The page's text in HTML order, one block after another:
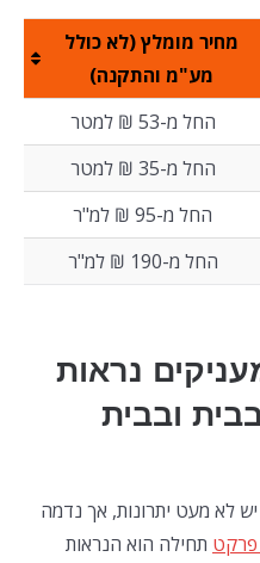
מחיר מומלץ (לא כולל
מע"מ והתקנה)
החל מ-53 ₪ למטר
החל מ-35 ₪ למטר
החל מ-95 ₪ למ"ר
החל מ-190 ₪ למ"ר
נראות
ובבית
לא מעט יתרונות, אך נדמה
פרקט תחילה הוא הנראות